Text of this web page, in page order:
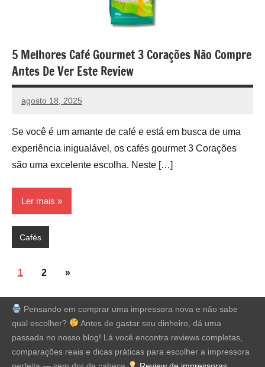
5 Melhores Café Gourmet 3 Corações Não Compre
Antes De Ver Este Review
agosto 18, 2025
vih.santoss@gmail.com
Nenhum
Se você é um amante de café e está em busca de uma
experiência inigualável, os cafés gourmet 3 Corações
são uma excelente escolha. Neste […]
Ler mais
Cafés
Paginação
posts
1 2
Post
»
Pensando em comprar uma impressora nova e não sabe
qual escolher?
Antes de gastar seu dinheiro, dá uma
passada no nosso blog! Lá você encontra reviews completas,
comparações reais e dicas práticas para escolher a impressora